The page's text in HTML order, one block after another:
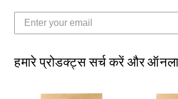
हमारे प्रोडक्ट्स सर्च करें और